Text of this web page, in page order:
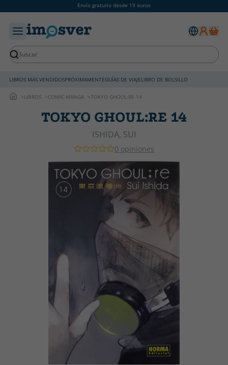
Envío gratuito desde 19 euros
LIBROS MÁS VENDIDOSPRÓXIMAMENTEGUÍAS DE VIAJELIBRO DE BOLSILLO
LIBROS COMIC MANGA TOKYO GHOUL:RE 14
TOKYO GHOUL:RE 14
ISHIDA, SUI
0 opiniones